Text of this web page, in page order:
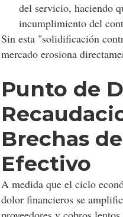
del servicio, haciendo
incumplimiento del
Sin esta "solidificación
mercado erosiona
Punto de
Brechas
Efectivo
A medida que el ciclo
dolor financieros se
cookies
Las cookies son